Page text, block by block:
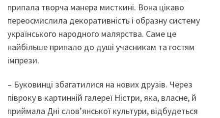
припала творча манера мисткині. Вона цікаво
переосмислила декоративність і образну систему
українського народного малярства. Саме це
найбільше припало до душі учасникам та гостям
імпрези.
– Буковинці збагатилися на нових друзів. Через
півроку в картинній галереї Ністри, яка, власне, й
приймала Дні слов’янської культури, відбудеться